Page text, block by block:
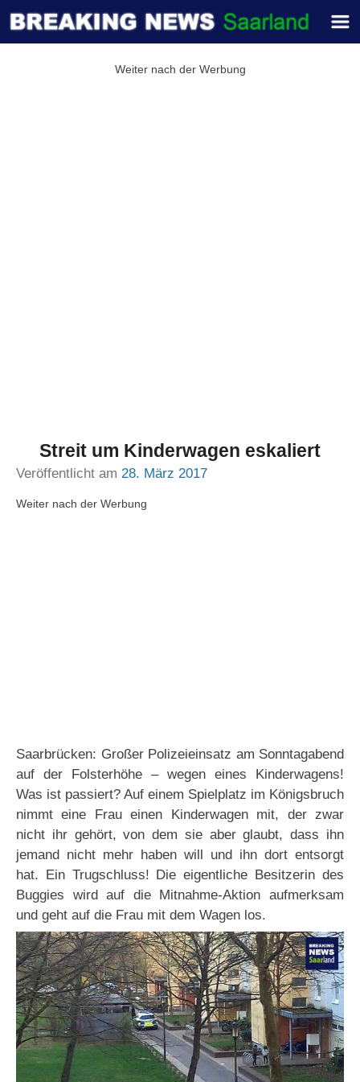
Weiter nach der Werbung
Streit um Kinderwagen eskaliert
Veröffentlicht am 28. März 2017
Weiter nach der Werbung
Saarbrücken: Großer Polizeieinsatz am Sonntagabend
auf der Folsterhöhe – wegen eines Kinderwagens!
Was ist passiert? Auf einem Spielplatz im Königsbruch
nimmt eine Frau einen Kinderwagen mit, der zwar
nicht ihr gehört, von dem sie aber glaubt, dass ihn
jemand nicht mehr haben will und ihn dort entsorgt
hat. Ein Trugschluss! Die eigentliche Besitzerin des
Buggies wird auf die Mitnahme-Aktion aufmerksam
und geht auf die Frau mit dem Wagen los.